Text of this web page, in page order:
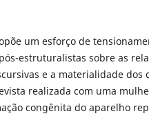
um esforço de
estruturalistas sobre as
e a materialidade dos
realizada com uma
congênita do aparelho